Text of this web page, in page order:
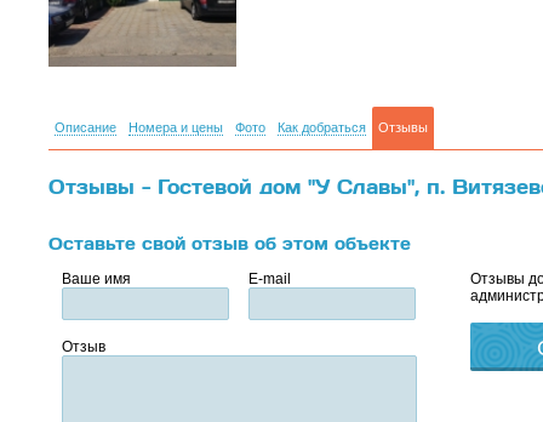
Описание Номера и цены Фото Как добраться Отзывы
Отзывы - Гостевой дом "У Славы", п.
Оставьте свой отзыв об этом объекте
Ваше имя E-mail
Отзыв
Отзывы